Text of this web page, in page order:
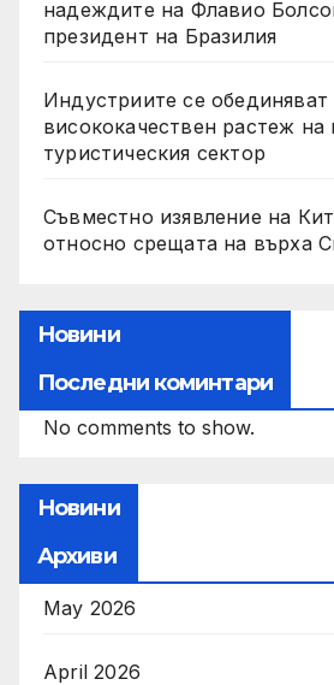
надеждите на Флавио
президент на Бразилия
Индустриите се обединяват
висококачествен растеж на
туристическия сектор
Съвместно изявление на
относно срещата на върха
Новини
Последни коминтари
No comments to show.
Новини
Архиви
May 2026
April 2026